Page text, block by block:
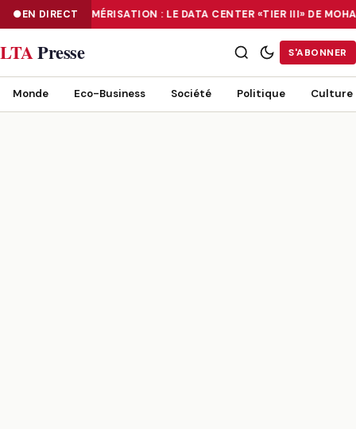
EN DIRECTNUMÉRISATION : LE DATA CENTER «TIER III» DE
NUMÉRISATION : LE DATA CENTER «TIER III» DE MOHAMMADIA, UN
LTAPresse S'ABONNER
Monde Eco-Business Société Politique Culture